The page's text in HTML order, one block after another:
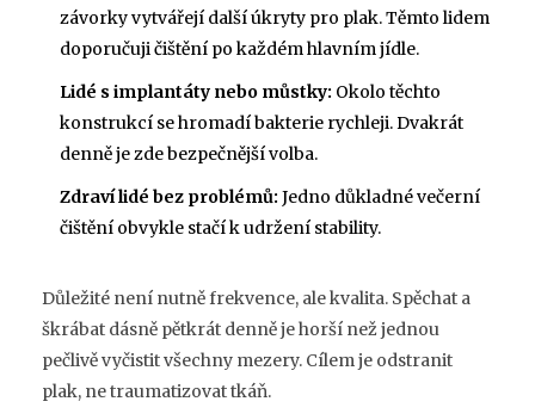
závorky vytvářejí další úkryty pro plak. Těmto lidem
doporučuji čištění po každém hlavním jídle.
Lidé s implantáty nebo můstky: Okolo těchto
konstrukcí se hromadí bakterie rychleji. Dvakrát
denně je zde bezpečnější volba.
Zdraví lidé bez problémů: Jedno důkladné večerní
čištění obvykle stačí k udržení stability.
Důležité není nutně frekvence, ale kvalita. Spěchat a
škrábat dásně pětkrát denně je horší než jednou
pečlivě vyčistit všechny mezery. Cílem je odstranit
plak, ne traumatizovat tkáň.